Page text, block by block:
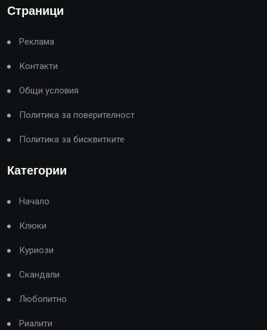
Страници
Реклама
Контакти
Общи условия
Политика за поверителност
Политика за бисквитките
Категории
Начало
Клюки
Куриози
Скандали
Любопитно
Риалити